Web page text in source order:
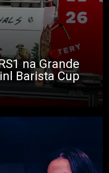
na Grande
Barista Cup